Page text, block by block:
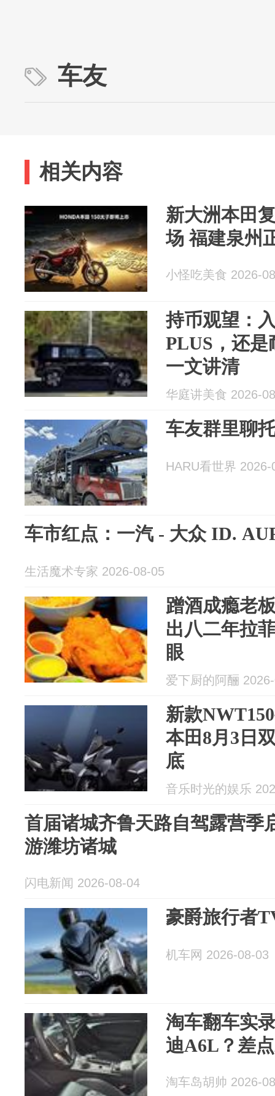
车友
相关内容
新大洲本田
场 福建泉州
小怪吃美食 2026-
持币观望：
PLUS，还是
一文讲清
华庭讲美食 2026-
车友群里聊
HARU看世界 2026-
车市红点：一汽 - 大众 ID.
生活魔术专家 2026-08-05
蹭酒成瘾老
出八二年拉
眼
爱下厨的阿酾
新款
本田8月3日
底
音乐时光的娱乐
首届诸城齐鲁天路自驾露营季
游潍坊诸城
闪电新闻 2026-08-04
豪爵旅行者
机车网 2026-08-03
淘车翻车实
迪A6L？差
淘车岛胡帅 2026-